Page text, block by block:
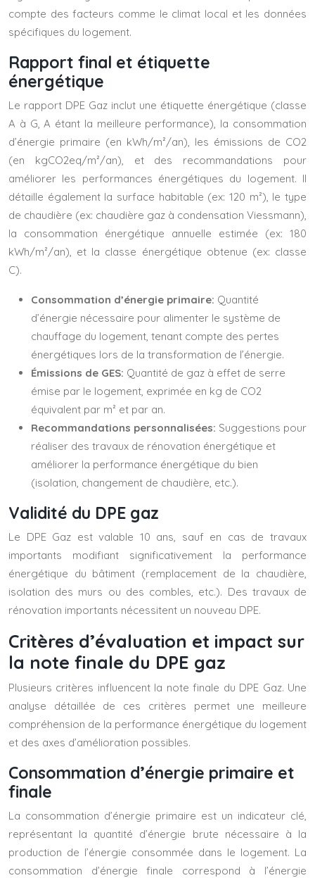
compte des facteurs comme le climat local et les données
spécifiques du logement.
Rapport final et étiquette
énergétique
Le rapport DPE Gaz inclut une étiquette énergétique (classe
A à G, A étant la meilleure performance), la consommation
d’énergie primaire (en kWh/m²/an), les émissions de CO2
(en kgCO2eq/m²/an), et des recommandations pour
améliorer les performances énergétiques du logement. Il
détaille également la surface habitable (ex: 120 m²), le type
de chaudière (ex: chaudière gaz à condensation Viessmann),
la consommation énergétique annuelle estimée (ex: 180
kWh/m²/an), et la classe énergétique obtenue (ex: classe
C).
Consommation d’énergie primaire: Quantité
d’énergie nécessaire pour alimenter le système de
chauffage du logement, tenant compte des pertes
énergétiques lors de la transformation de l’énergie.
Émissions de GES: Quantité de gaz à effet de serre
émise par le logement, exprimée en kg de CO2
équivalent par m² et par an.
Recommandations personnalisées: Suggestions pour
réaliser des travaux de rénovation énergétique et
améliorer la performance énergétique du bien
(isolation, changement de chaudière, etc.).
Validité du DPE gaz
Le DPE Gaz est valable 10 ans, sauf en cas de travaux
importants modifiant significativement la performance
énergétique du bâtiment (remplacement de la chaudière,
isolation des murs ou des combles, etc.). Des travaux de
rénovation importants nécessitent un nouveau DPE.
Critères d’évaluation et impact sur
la note finale du DPE gaz
Plusieurs critères influencent la note finale du DPE Gaz. Une
analyse détaillée de ces critères permet une meilleure
compréhension de la performance énergétique du logement
et des axes d’amélioration possibles.
Consommation d’énergie primaire et
finale
La consommation d’énergie primaire est un indicateur clé,
représentant la quantité d’énergie brute nécessaire à la
production de l’énergie consommée dans le logement. La
consommation d’énergie finale correspond à l’énergie